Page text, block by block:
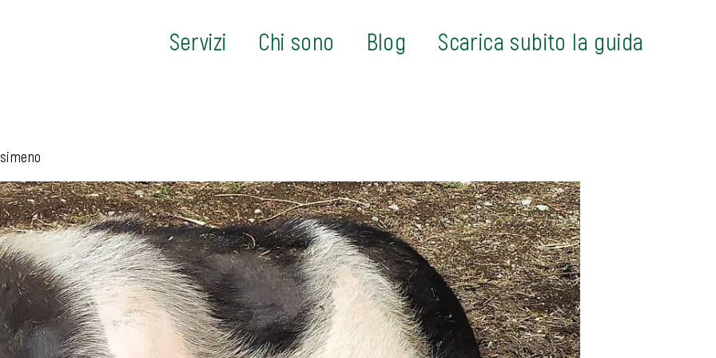
Servizi Chi sono Blog Scarica subito la guida